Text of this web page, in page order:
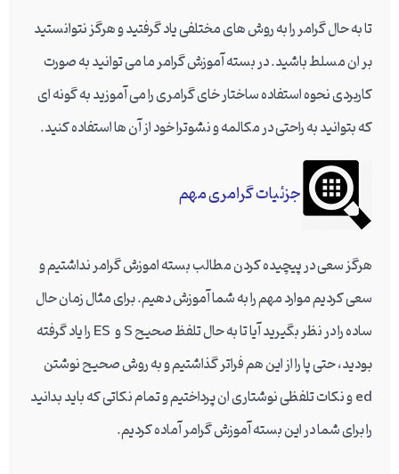
تا به حال گرامر را به روش های مختلفی یاد گرفتید و هرگز نتوانستید
بر ان مسلط باشید. در بسته آموزش گرامر ما می توانید به صورت
کاربردی نحوه استفاده ساختار خای گرامری را می آموزید به گونه ای
که بتوانید به راحتی در مکالمه و نشوترا خود از آن ها استفاده کنید.
جزئیات گرامری مهم
هرگز سعی در پیچیده کردن مطالب بسته اموزش گرامر نداشتیم و
سعی کردیم موارد مهم را به شما آموزش دهیم. برای مثال زمان حال
ساده را در نظر بگیرید آیا تا به حال تلفظ صحیح S و ES را یاد گرفته
بودید، حتی پا را از این هم فراتر گذاشتیم و به روش صحیح نوشتن
ed و نکات تلفظی نوشتاری ان پرداختیم و تمام نکاتی که باید بدانید
را برای شما در این بسته آموزش گرامر آماده کردیم.